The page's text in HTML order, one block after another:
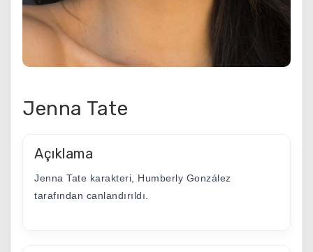
Jenna Tate
Açıklama
Jenna Tate karakteri, Humberly González
tarafından canlandırıldı.